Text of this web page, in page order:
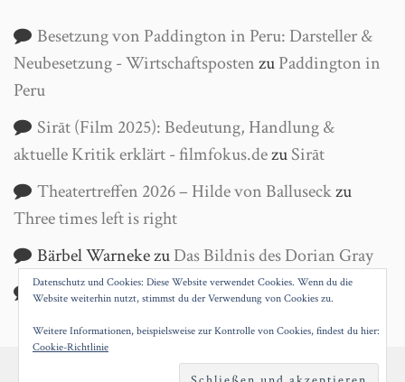
Besetzung von Paddington in Peru: Darsteller &
Neubesetzung - WirtschaftspostenzuPaddington in
Peru
Sirāt (Film 2025): Bedeutung, Handlung &
aktuelle Kritik erklärt - filmfokus.dezuSirāt
Theatertreffen 2026 – Hilde von Balluseckzu
Three times left is right
Bärbel WarnekezuDas Bildnis des Dorian Gray
Helga WankezuAntigone
PROUDLY POWERED BY WORDPRESS |THEME:
Datenschutz und Cookies: Diese Website verwendet Cookies. Wenn du die
Website weiterhin nutzt, stimmst du der Verwendung von Cookies zu.
Weitere Informationen, beispielsweise zur Kontrolle von Cookies, findest du hier:
Cookie-Richtlinie